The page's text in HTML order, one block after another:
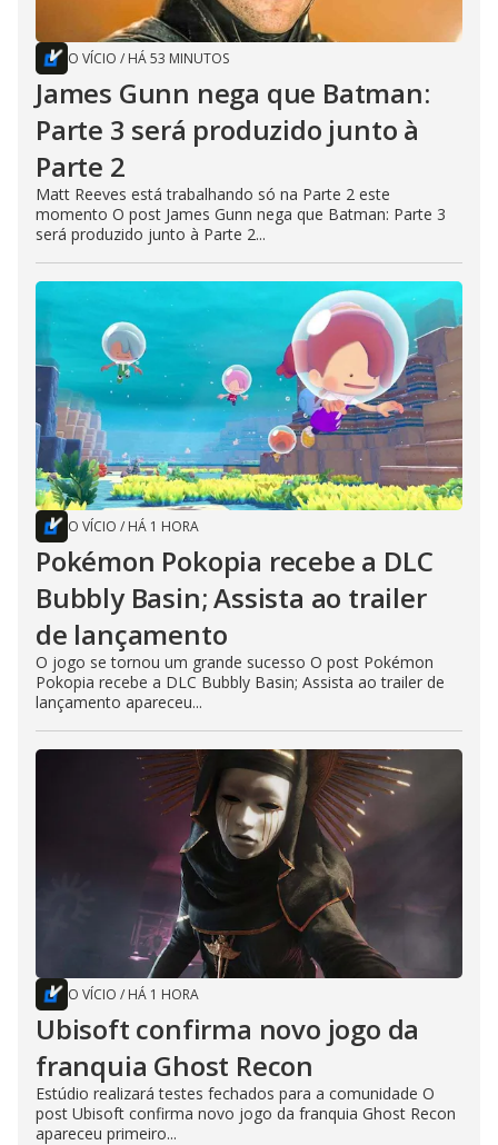
O VÍCIO / HÁ 53 MINUTOS
James Gunn nega que Batman:
Parte 3 será produzido junto à
Parte 2
Matt Reeves está trabalhando só na Parte 2 este
momento O post James Gunn nega que Batman: Parte 3
será produzido junto à Parte 2...
O VÍCIO / HÁ 1 HORA
Pokémon Pokopia recebe a DLC
Bubbly Basin; Assista ao trailer
de lançamento
O jogo se tornou um grande sucesso O post Pokémon
Pokopia recebe a DLC Bubbly Basin; Assista ao trailer de
lançamento apareceu...
O VÍCIO / HÁ 1 HORA
Ubisoft confirma novo jogo da
franquia Ghost Recon
Estúdio realizará testes fechados para a comunidade O
post Ubisoft confirma novo jogo da franquia Ghost Recon
apareceu primeiro...